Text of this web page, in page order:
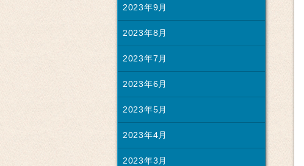
2023年9月
2023年8月
2023年7月
2023年6月
2023年5月
2023年4月
2023年3月